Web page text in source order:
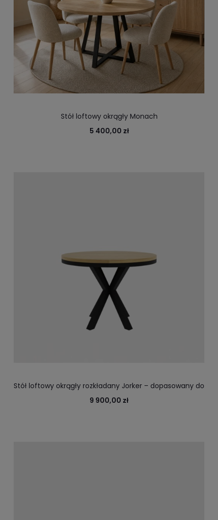
Stół loftowy okrągły Monach
5 400,00 zł
Stół loftowy okrągły rozkładany Jorker – dopasowany do
wszystkich potrzeb
9 900,00 zł